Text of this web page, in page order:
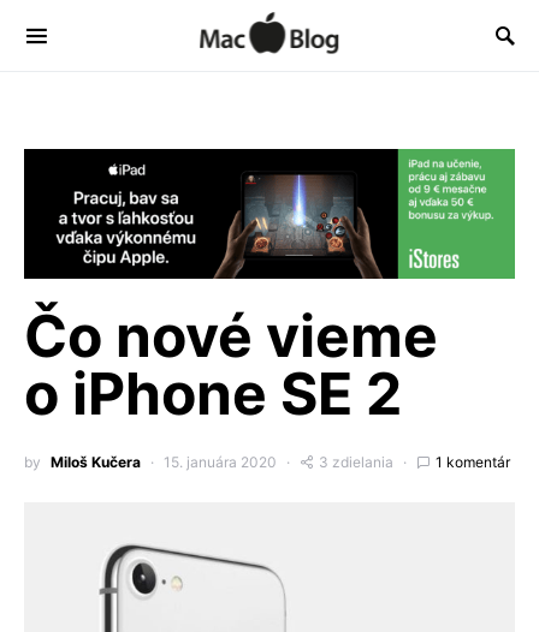
Čo nové vieme
o iPhone SE 2
by Miloš Kučera 15. januára 2020 3 zdielania 1 komentár